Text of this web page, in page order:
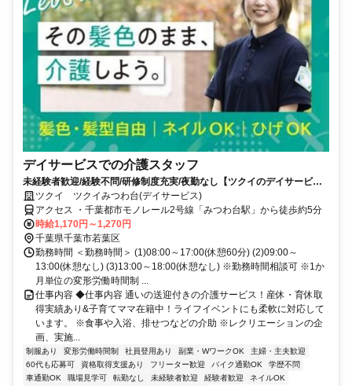
デイサービスでの介護スタッフ
未経験者歓迎/経験不問/研修制度充実/夜勤なし【ツクイのデイサービス/
介護スタッフ求人】
ツクイ ツクイみつわ台(デイサービス)
アクセス ・千葉都市モノレール2号線「みつわ台駅」から徒歩約5分
時給1,170円～1,270円
千葉県千葉市若葉区
勤務時間 ＜勤務時間＞ (1)08:00～17:00(休憩60分) (2)09:00～
13:00(休憩なし) (3)13:00～18:00(休憩なし) ※勤務時間相談可 ※1か
月単位の変形労働時間制 ...
仕事内容 ◆仕事内容 通いの送迎付きの介護サービス！産休・育休取
得実績あり&子育てママ在籍中！ライフイベントにも柔軟に対応して
います。 ※食事や入浴、排せつなどの介助 ※レクリエーションの企
画、実施...
制服あり 変形労働時間制 社員登用あり 副業・WワークOK
主婦・主夫歓迎
60代も応募可
資格取得支援あり フリーター歓迎 バイク通勤OK
学歴不問
車通勤OK
職場見学可 転勤なし 未経験者歓迎 経験者歓迎
ネイルOK